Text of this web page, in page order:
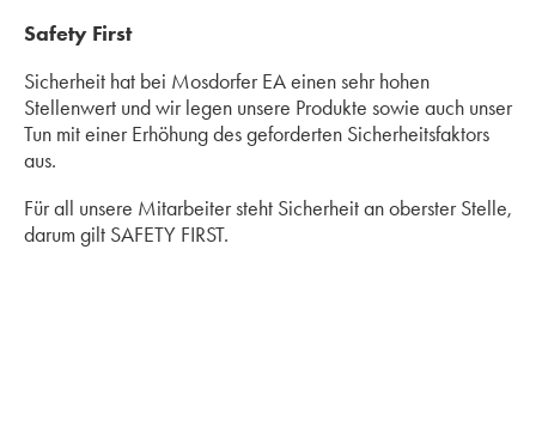
Safety First
Sicherheit hat bei Mosdorfer EA einen sehr hohen
Stellenwert und wir legen unsere Produkte sowie auch unser
Tun mit einer Erhöhung des geforderten Sicherheitsfaktors
aus.
Für all unsere Mitarbeiter steht Sicherheit an oberster Stelle,
darum gilt SAFETY FIRST.